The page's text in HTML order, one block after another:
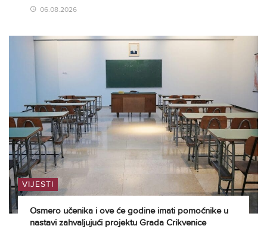
06.08.2026
VIJESTI
Osmero učenika i ove će godine imati pomoćnike u
nastavi zahvaljujući projektu Grada Crikvenice